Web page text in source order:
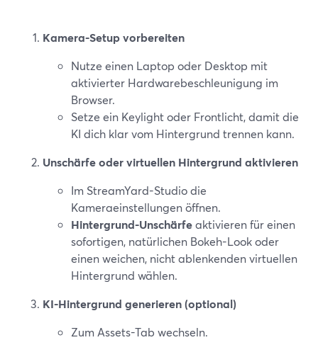
Kamera-Setup vorbereiten
Nutze einen Laptop oder Desktop mit
aktivierter Hardwarebeschleunigung im
Browser.
Setze ein Keylight oder Frontlicht, damit die
KI dich klar vom Hintergrund trennen kann.
Unschärfe oder virtuellen Hintergrund aktivieren
Im StreamYard-Studio die
Kameraeinstellungen öffnen.
Hintergrund-Unschärfeaktivieren für einen
sofortigen, natürlichen Bokeh-Look oder
einen weichen, nicht ablenkenden virtuellen
Hintergrund wählen.
KI-Hintergrund generieren (optional)
Zum Assets-Tab wechseln.